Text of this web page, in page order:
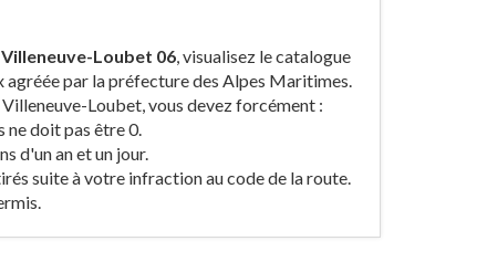
Loubet 06, visualisez le catalogue
par la préfecture des Alpes Maritimes.
Loubet, vous devez forcément :
ne doit pas être 0.
d'un an et un jour.
suite à votre infraction au code de la route.